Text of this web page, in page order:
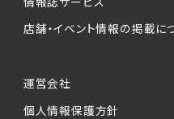
店舗・イベント情報の掲載に
運営会社
個人情報保護方針